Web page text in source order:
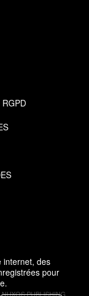
internet, des
pour
RGPD
PUBLISHING